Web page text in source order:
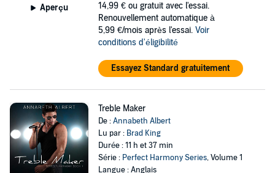
Aperçu 14,99 € ou gratuit avec l'essai.
Renouvellement automatique à
5,99 €/mois après l'essai. Voir
conditions d'éligibilité
Essayez Standard gratuitement
Treble Maker
De :Annabeth Albert
Lu par : Brad King
Durée : 11 h et 37 min
Série : Perfect Harmony Series, Volume 1
Langue : Anglais